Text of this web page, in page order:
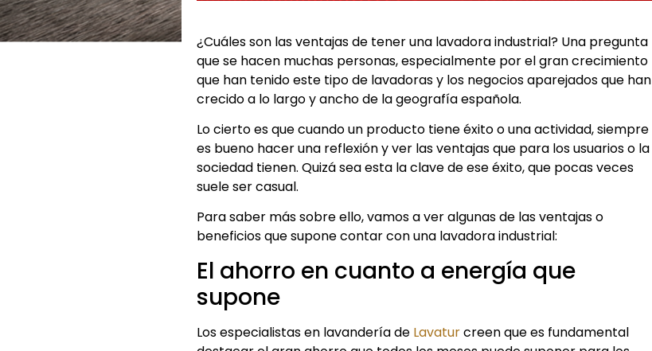
¿Cuáles son las ventajas de tener una lavadora industrial? Una pregunta
que se hacen muchas personas, especialmente por el gran crecimiento
que han tenido este tipo de lavadoras y los negocios aparejados que han
crecido a lo largo y ancho de la geografía española.
Lo cierto es que cuando un producto tiene éxito o una actividad, siempre
es bueno hacer una reflexión y ver las ventajas que para los usuarios o la
sociedad tienen. Quizá sea esta la clave de ese éxito, que pocas veces
suele ser casual.
Para saber más sobre ello, vamos a ver algunas de las ventajas o
beneficios que supone contar con una lavadora industrial:
El ahorro en cuanto a energía que
supone
Los especialistas en lavandería de Lavaturcreen que es fundamental